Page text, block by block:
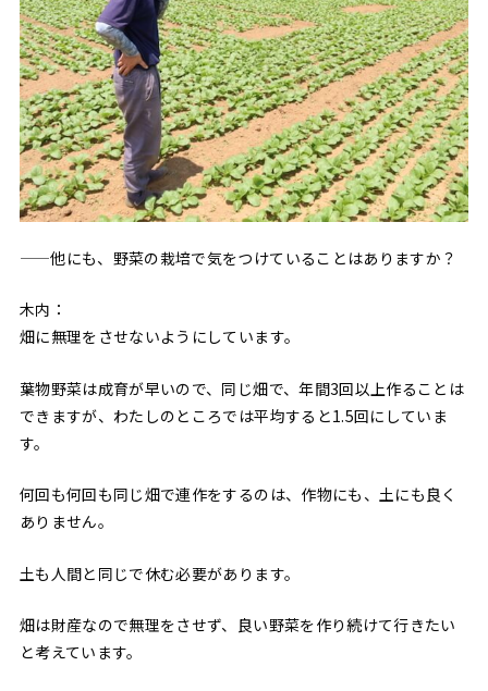
——他にも、野菜の栽培で気をつけていることはありますか？
木内：
畑に無理をさせないようにしています。
葉物野菜は成育が早いので、同じ畑で、年間3回以上作ることは
できますが、わたしのところでは平均すると1.5回にしていま
す。
何回も何回も同じ畑で連作をするのは、作物にも、土にも良く
ありません。
土も人間と同じで休む必要があります。
畑は財産なので無理をさせず、良い野菜を作り続けて行きたい
と考えています。